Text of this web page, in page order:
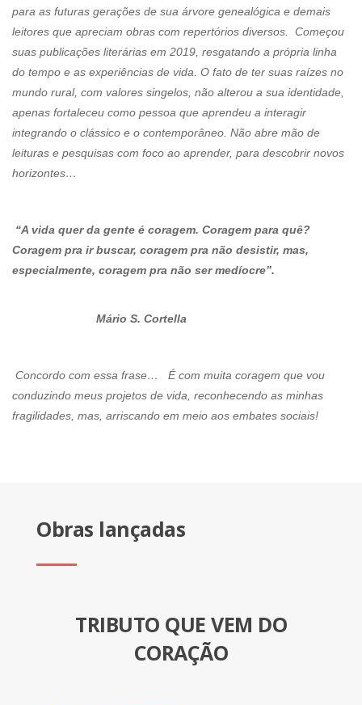
para as futuras gerações de sua árvore genealógica e demais
leitores que apreciam obras com repertórios diversos. Começou
suas publicações literárias em 2019, resgatando a própria linha
do tempo e as experiências de vida. O fato de ter suas raízes no
mundo rural, com valores singelos, não alterou a sua identidade,
apenas fortaleceu como pessoa que aprendeu a interagir
integrando o clássico e o contemporâneo. Não abre mão de
leituras e pesquisas com foco ao aprender, para descobrir novos
horizontes…
“A vida quer da gente é coragem. Coragem para quê?
Coragem pra ir buscar, coragem pra não desistir, mas,
especialmente, coragem pra não ser medíocre”.
Mário S. Cortella
Concordo com essa frase… É com muita coragem que vou
conduzindo meus projetos de vida, reconhecendo as minhas
fragilidades, mas, arriscando em meio aos embates sociais!
Obras lançadas
TRIBUTO QUE VEM DO
CORAÇÃO